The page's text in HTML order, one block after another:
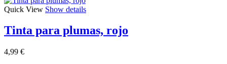
Quick View Show details
Tinta para plumas, rojo
4,99 €